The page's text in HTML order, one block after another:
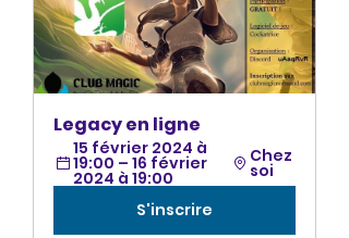
Legacy en ligne
15 février 2024 à
19:00 – 16 février
2024 à 19:00
Chez
soi
S'inscrire